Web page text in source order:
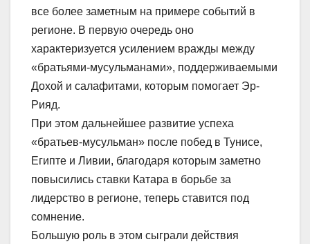
все более заметным на примере событий в
регионе. В первую очередь оно
характеризуется усилением вражды между
«братьями-мусульманами», поддерживаемыми
Дохой и салафитами, которым помогает Эр-
Рияд.
При этом дальнейшее развитие успеха
«братьев-мусульман» после побед в Тунисе,
Египте и Ливии, благодаря которым заметно
повысились ставки Катара в борьбе за
лидерство в регионе, теперь ставится под
сомнение.
Большую роль в этом сыграли действия